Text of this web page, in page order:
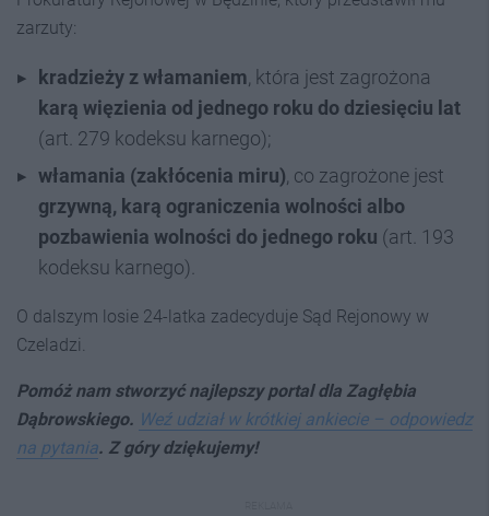
zarzuty:
kradzieży z włamaniem , która jest zagrożona
karą więzienia od jednego roku do dziesięciu lat
(art. 279 kodeksu karnego);
włamania (zakłócenia miru) , co zagrożone jest
grzywną, karą ograniczenia wolności albo
pozbawienia wolności do jednego roku (art. 193
kodeksu karnego).
O dalszym losie 24-latka zadecyduje Sąd Rejonowy w
Czeladzi.
Pomóż nam stworzyć najlepszy portal dla Zagłębia
Dąbrowskiego. Weź udział w krótkiej ankiecie – odpowiedz
na pytania. Z góry dziękujemy!